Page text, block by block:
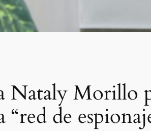
Nataly Morillo
“red de